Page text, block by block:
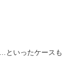
といったケースも